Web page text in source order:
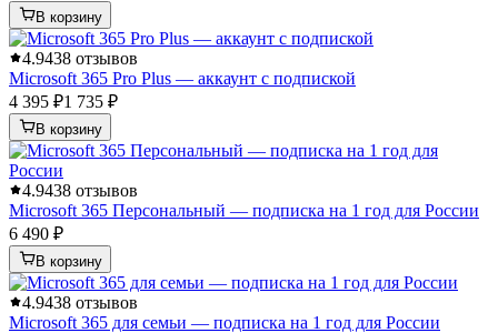
В корзину
4.9438 отзывов
Microsoft 365 Pro Plus — аккаунт с подпиской
4 395 ₽1 735 ₽
В корзину
4.9438 отзывов
Microsoft 365 Персональный — подписка на 1 год для России
6 490 ₽
В корзину
4.9438 отзывов
Microsoft 365 для семьи — подписка на 1 год для России